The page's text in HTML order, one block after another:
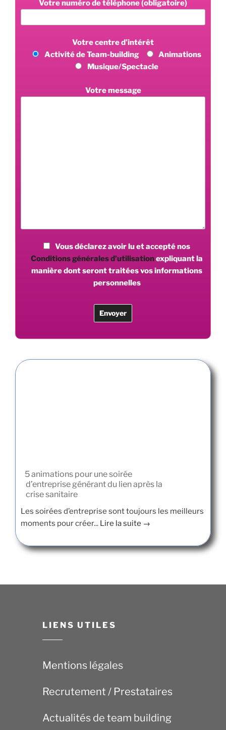
Votre numéro de téléphone (obligatoire)
Votre centre d’intérêt
Activité de Team-building
Animations
Musique/Spectacle
Votre message
Vous déclarez avoir lu et accepté nos
Conditions générales d’utilisationexpliquant la
manière dont seront traitées vos informations
personnelles
5 animations pour une soirée
d’entreprise générant du lien après la
crise sanitaire
Les soirées d’entreprise sont toujours les meilleurs
moments pour créer... Lire la suite →
LIENS UTILES
Mentions légales
Recrutement / Prestataires
Actualités de team building